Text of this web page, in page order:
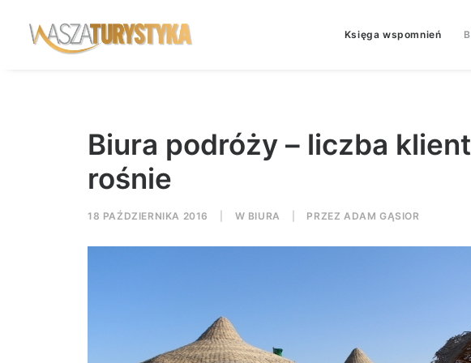
Księga wspomnień
Biura podróży – liczba
rośnie
18 PAŹDZIERNIKA 2016 W BIURA PRZEZADAM GĄSIOR